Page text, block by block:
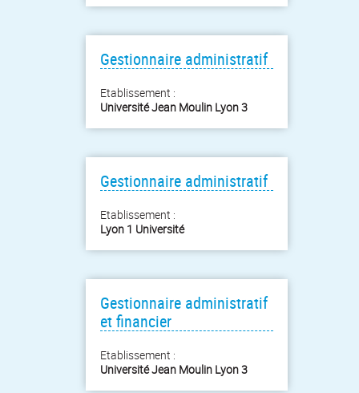
Gestionnaire administratif
Etablissement :
Université Jean Moulin Lyon 3
Gestionnaire administratif
Etablissement :
Lyon 1 Université
Gestionnaire administratif
et financier
Etablissement :
Université Jean Moulin Lyon 3